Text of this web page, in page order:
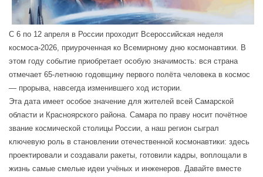
С 6 по 12 апреля в России проходит Всероссийская неделя
космоса-2026, приуроченная ко Всемирному дню космонавтики. В
этом году событие приобретает особую значимость: вся страна
отмечает 65-летнюю годовщину первого полёта человека в космос
— прорыва, навсегда изменившего ход истории.
Эта дата имеет особое значение для жителей всей Самарской
области и Красноярского района. Самара по праву носит почётное
звание космической столицы России, а наш регион сыграл
ключевую роль в становлении отечественной космонавтики: здесь
проектировали и создавали ракеты, готовили кадры, воплощали в
жизнь самые смелые идеи учёных и инженеров. Давайте вместе